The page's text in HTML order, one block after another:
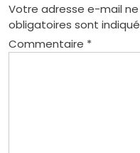
Votre adresse e-mail
obligatoires sont
Commentaire *